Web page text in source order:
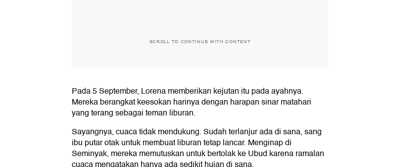
SCROLL TO CONTINUE WITH CONTENT
Pada 5 September, Lorena memberikan kejutan itu pada ayahnya.
Mereka berangkat keesokan harinya dengan harapan sinar matahari
yang terang sebagai teman liburan.
Sayangnya, cuaca tidak mendukung. Sudah terlanjur ada di sana, sang
ibu putar otak untuk membuat liburan tetap lancar. Menginap di
Seminyak, mereka memutuskan untuk bertolak ke Ubud karena ramalan